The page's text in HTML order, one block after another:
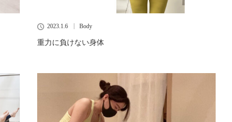
2023.1.6 Body
重力に負けない身体